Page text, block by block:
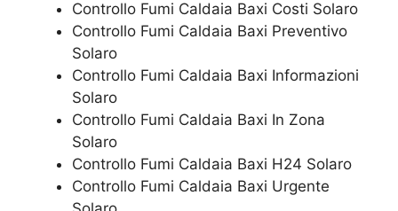
Controllo Fumi Caldaia Baxi Costi Solaro
Controllo Fumi Caldaia Baxi Preventivo
Solaro
Controllo Fumi Caldaia Baxi Informazioni
Solaro
Controllo Fumi Caldaia Baxi In Zona
Solaro
Controllo Fumi Caldaia Baxi H24 Solaro
Controllo Fumi Caldaia Baxi Urgente